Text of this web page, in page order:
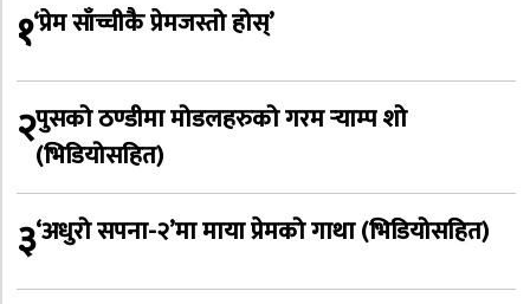
१‘प्रेम साँच्चीकै प्रेमजस्तो होस्’
२पुसको ठण्डीमा मोडलहरुको गरम र्‍याम्प शो
(भिडियोसहित)
३‘अधुरो सपना-२’मा माया प्रेमको गाथा (भिडियोसहित)